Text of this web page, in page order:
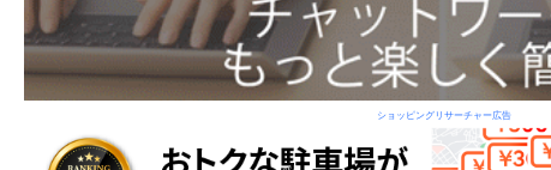
ショッピングリサーチャー広告